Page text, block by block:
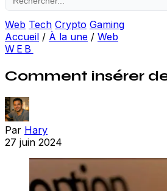
Web Tech Crypto Gaming
Accueil / À la une / Web
WEB
Comment insérer
Par Hary
27 juin 2024